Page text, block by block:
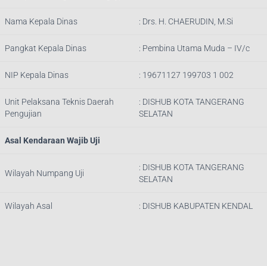
Nama Kepala Dinas : Drs. H. CHAERUDIN, M.Si
Pangkat Kepala Dinas : Pembina Utama Muda – IV/c
NIP Kepala Dinas : 19671127 199703 1 002
Unit Pelaksana Teknis Daerah
Pengujian
: DISHUB KOTA TANGERANG
SELATAN
Asal Kendaraan Wajib Uji
Wilayah Numpang Uji
: DISHUB KOTA TANGERANG
SELATAN
Wilayah Asal : DISHUB KABUPATEN KENDAL